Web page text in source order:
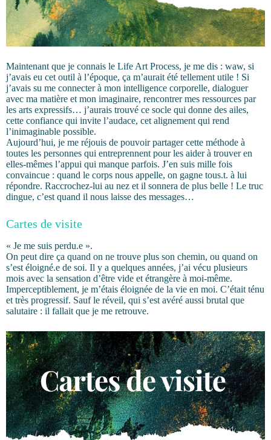
Maintenant que je connais le Life Art Process, je me dis : waw, si
j’avais eu cet outil à l’époque, ça m’aurait été tellement utile ! Si
j’avais su me connecter à mon intelligence corporelle, dialoguer
avec ma matière et mon imaginaire, rencontrer mes ressources par
les arts expressifs… j’aurais trouvé ce socle qui donne des ailes,
cette confiance qui invite l’audace, cet alignement qui rend
l’inimaginable possible.
Aujourd’hui, je me réjouis de pouvoir partager cette méthode à
toutes les personnes qui entreprennent pour les aider à trouver en
elles-mêmes l’appui qui manque parfois. J’en suis mille fois
convaincue : quand le corps nous appelle, on gagne tous.t. à lui
répondre. Raccrochez-lui au nez et il sonnera de plus belle ! Le truc
dingue, c’est quand il nous laisse des messages…
Cartes de visite
« Je me suis perdu.e ».
On peut dire ça quand on ne trouve plus son chemin, ou quand on
s’est éloigné.e de soi. Il y a quelques années, j’ai vécu plusieurs
mois avec la sensation d’être vide et étrangère à moi-même.
Imperceptiblement, je m’étais éloignée de la vie en moi. C’était ténu
et très progressif. Sauf le réveil, qui s’est avéré aussi brutal que
salutaire : il fallait que je me retrouve.